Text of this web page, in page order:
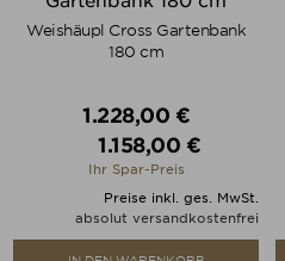
Weishäupl Cross Gartenbank
180 cm
Verkaufspreis
1.228,00 €
Preis
1.158,00 €
Ihr Spar-Preis
Preise inkl. ges. MwSt.
absolut versandkostenfrei